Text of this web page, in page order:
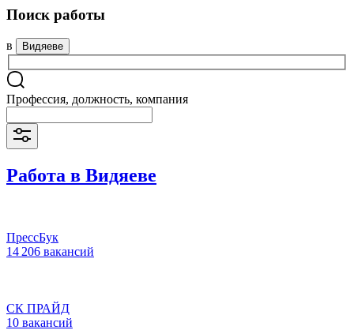
Поиск работы
в Видяеве
Профессия, должность, компания
Работа в Видяеве
ПрессБук
14 206 вакансий
СК ПРАЙД
10 вакансий